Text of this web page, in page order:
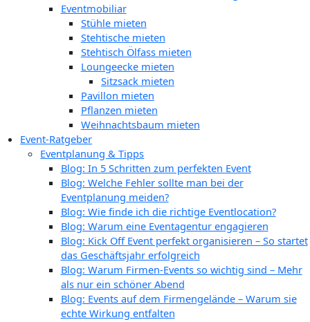
Eventmobiliar
Stühle mieten
Stehtische mieten
Stehtisch Ölfass mieten
Loungeecke mieten
Sitzsack mieten
Pavillon mieten
Pflanzen mieten
Weihnachtsbaum mieten
Event-Ratgeber
Eventplanung & Tipps
Blog: In 5 Schritten zum perfekten Event
Blog: Welche Fehler sollte man bei der
Eventplanung meiden?
Blog: Wie finde ich die richtige Eventlocation?
Blog: Warum eine Eventagentur engagieren
Blog: Kick Off Event perfekt organisieren – So startet
das Geschäftsjahr erfolgreich
Blog: Warum Firmen-Events so wichtig sind – Mehr
als nur ein schöner Abend
Blog: Events auf dem Firmengelände – Warum sie
echte Wirkung entfalten